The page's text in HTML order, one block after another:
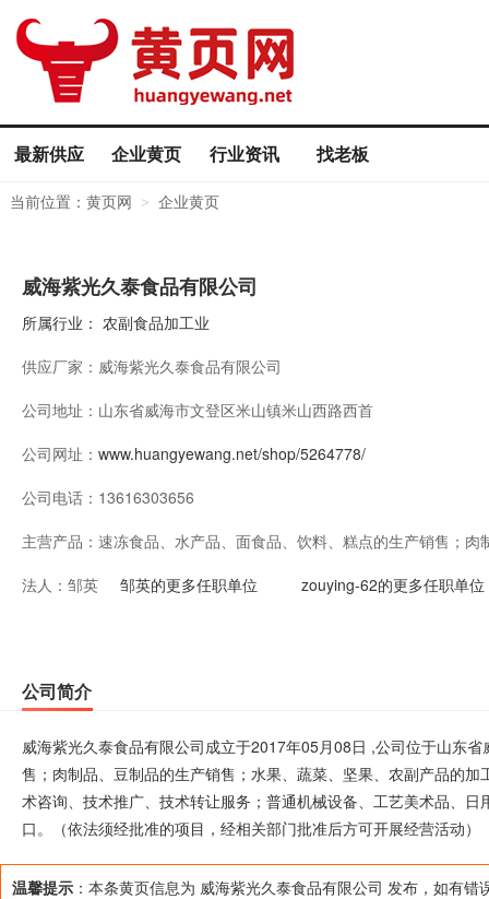
最新供应 企业黄页 行业资讯 找老板
当前位置： 黄页网 > 企业黄页
威海紫光久泰食品有限公司
所属行业： 农副食品加工业
供应厂家： 威海紫光久泰食品有限公司
公司地址： 山东省威海市文登区米山镇米山西路西首
公司网址： www.huangyewang.net/shop/5264778/
公司电话： 13616303656
主营产品： 速冻食品、水产品、面食品、饮料、糕点的生产销售；
菜、坚果、农副产品的加工、销售；预包装食品、乳制
法人： 邹英 邹英的更多任职单位 zouying-62的更多任职单位
公司简介
威海紫光久泰食品有限公司成立于2017年05月08日 ,公司位于山东
售；肉制品、豆制品的生产销售；水果、蔬菜、坚果、农副产品的
术咨询、技术推广、技术转让服务；普通机械设备、工艺美术品、
口。（依法须经批准的项目，经相关部门批准后方可开展经营活动）
温馨提示 ：本条黄页信息为 威海紫光久泰食品有限公司 发布，如有错